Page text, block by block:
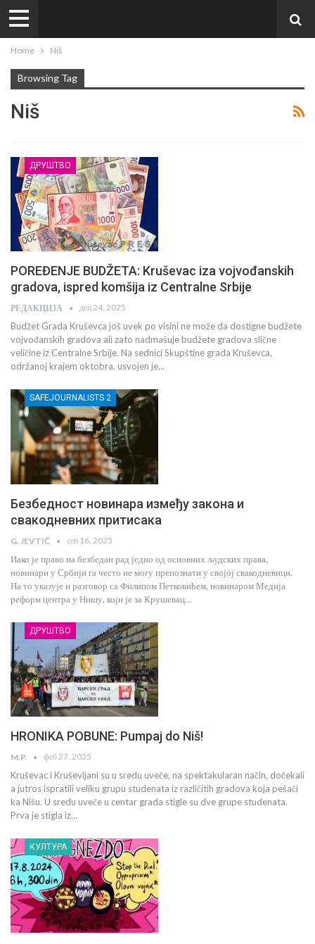
Home Niš
Browsing Tag
Niš
ДРУШТВО
POREĐENJE BUDŽETA: Kruševac iza vojvođanskih
gradova, ispred komšija iz Centralne Srbije
РЕДАКЦИЈА дец 24, 2025
Budžet Grada Kruševca još uvek po visini ne može da dostigne budžete
vojvođanskih gradova ali zato nadmašuje budžete gradova slične
veličine iz Centralne Srbije. Na sednici Skupštine grada Kruševca,
održanoj krajem oktobra, usvojen je…
SAFEJOURNALISTS 2
Безбедност новинара између закона и
свакодневних притисака
G. JEVTIĆ сеп 16, 2025
Иако је право на безбедан рад једно од основних људских права,
новинари у Србији га често не могу препознати у својој свакодневици.
На то указује и разговор са Филипом Петковићем, новинаром Медија
реформ центра у Нишу, који је за Крушевац…
ДРУШТВО
HRONIKA POBUNE: Pumpaj do Niš!
M.P. феб 27, 2025
Kruševac i Kruševljani su u sredu uveče, na spektakularan način, dočekali
a jutros ispratili veliku grupu studenata iz različitih gradova koja pešači
ka Nišu. U sredu uveče u centar grada stigle su dve grupe studenata.
Prva je stigla iz…
КУЛТУРА